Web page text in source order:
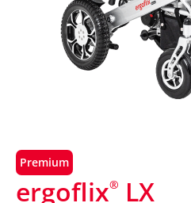
Premium
ergoflix® LX